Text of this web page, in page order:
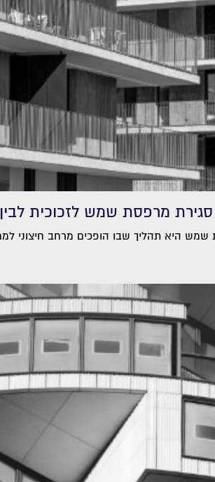
מרפסת שמש לזכוכית לבין
היא תהליך שבו הופכים מרחב חיצוני